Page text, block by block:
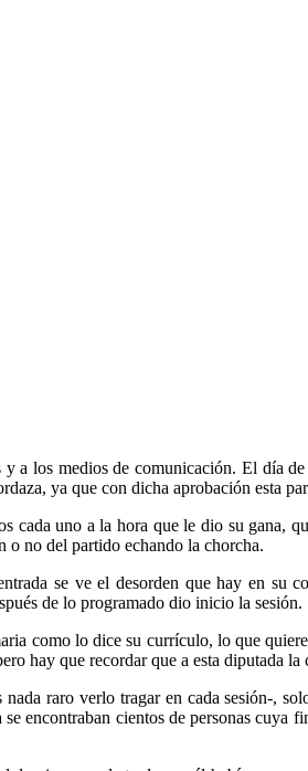
a los medios de comunicación. El día
ya que con dicha aprobación esta
uno a la hora que le dio su gana,
o no del partido echando la chorcha.
se ve el desorden que hay en su
de lo programado dio inicio la sesión.
como lo dice su currículo, lo que
hay que recordar que a esta diputada
raro verlo tragar en cada sesión-,
encontraban cientos de personas cuya